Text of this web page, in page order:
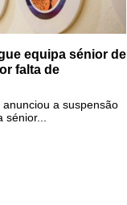
equipa sénior de
falta de
anunciou a suspensão